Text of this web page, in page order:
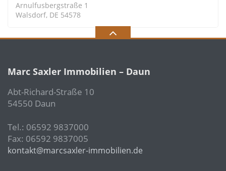
Arnulfusbergstraße 1
Walsdorf, DE 54578
Marc Saxler Immobilien – Daun
Abt-Richard-Straße 10
54550 Daun
Tel.: 06592 9837000
Fax: 06592 9837005
kontakt@marcsaxler-immobilien.de